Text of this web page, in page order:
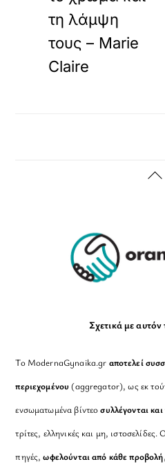
τη λάμψη
τους – Marie
Claire
Σχετικά με αυτόν
Το ModernaGynaika.gr αποτελεί
περιεχομένου (aggregator), ως εκ
ενσωματωμένα βίντεοσυλλέγονται
τρίτες, ελληνικές και μη, ιστοσελίδες.
πηγές,ωφελούνται από κάθε προβολή